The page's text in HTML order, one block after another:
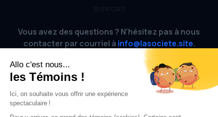
Vous avez des questions ? N'hésitez pas à nous
contacter par courriel à info@lasociete.site.